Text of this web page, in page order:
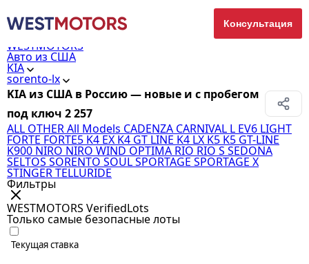
Консультация
WESTMOTORS
Авто из США
KIA
sorento-lx
KIA из США в Россию — новые и с пробегом
под ключ 2 257
ALL OTHERAll Models CADENZA CARNIVAL L EV6 LIGHT
FORTE FORTE5 K4 EX K4 GT LINE K4 LX K5 K5 GT-LINE
K900 NIRO NIRO WIND OPTIMA RIO RIO S SEDONA
SELTOS SORENTO SOULSPORTAGE SPORTAGE X
STINGERTELLURIDE
Фильтры
WESTMOTORS VerifiedLots
Только самые безопасные лоты
Текущая ставка